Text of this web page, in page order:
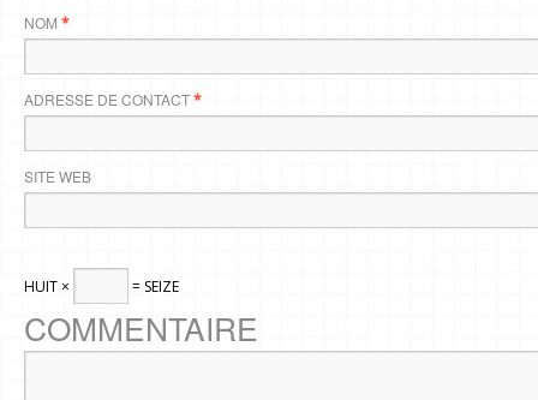
NOM *
ADRESSE DE CONTACT*
SITE WEB
HUIT × = SEIZE
COMMENTAIRE